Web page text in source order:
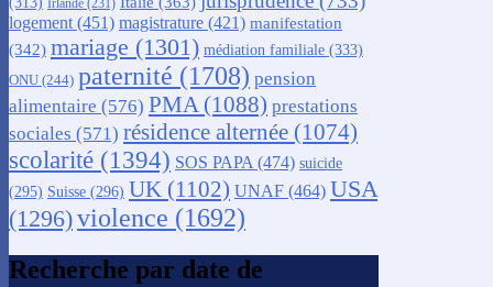
logement (451) magistrature (421) manifestation
(342) mariage (1301) médiation familiale (333)
ONU (244) paternité (1708) pension
alimentaire (576) PMA (1088) prestations
sociales (571) résidence alternée (1074)
scolarité (1394) SOS PAPA (474) suicide
(295) Suisse (296) UK (1102) UNAF (464) USA
(1296)violence (1692)
Recherche par date de